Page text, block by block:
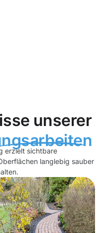
unserer
erzielt sichtbare
langlebig sauber